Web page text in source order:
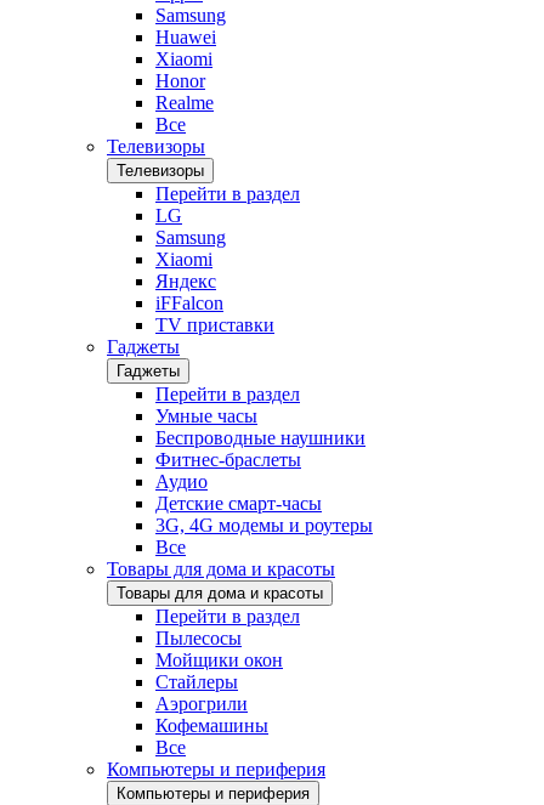
Samsung
Huawei
Xiaomi
Honor
Realme
Все
Телевизоры
Телевизоры
Перейти в раздел
LG
Samsung
Xiaomi
Яндекс
iFFalcon
TV приставки
Гаджеты
Гаджеты
Перейти в раздел
Умные часы
Беспроводные наушники
Фитнес-браслеты
Аудио
Детские смарт-часы
3G, 4G модемы и роутеры
Все
Товары для дома и красоты
Товары для дома и красоты
Перейти в раздел
Пылесосы
Мойщики окон
Стайлеры
Аэрогрили
Кофемашины
Все
Компьютеры и периферия
Компьютеры и периферия